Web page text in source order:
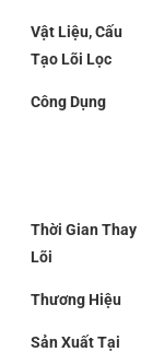
Vật Liệu, Cấu
Tạo Lõi Lọc
Công Dụng
Thời Gian Thay
Lõi
Thương Hiệu
Sản Xuất Tại